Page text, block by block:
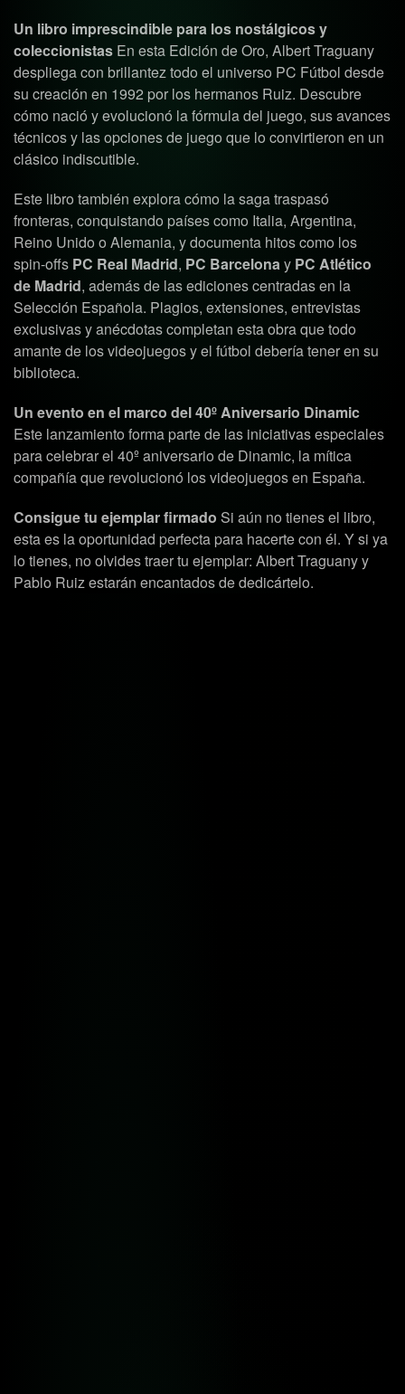
Un libro imprescindible para los nostálgicos y
coleccionistas En esta Edición de Oro, Albert Traguany
despliega con brillantez todo el universo PC Fútbol desde
su creación en 1992 por los hermanos Ruiz. Descubre
cómo nació y evolucionó la fórmula del juego, sus avances
técnicos y las opciones de juego que lo convirtieron en un
clásico indiscutible.
Este libro también explora cómo la saga traspasó
fronteras, conquistando países como Italia, Argentina,
Reino Unido o Alemania, y documenta hitos como los
spin-offs PC Real Madrid, PC Barcelonay PC Atlético
de Madrid, además de las ediciones centradas en la
Selección Española. Plagios, extensiones, entrevistas
exclusivas y anécdotas completan esta obra que todo
amante de los videojuegos y el fútbol debería tener en su
biblioteca.
Un evento en el marco del 40º Aniversario Dinamic
Este lanzamiento forma parte de las iniciativas especiales
para celebrar el 40º aniversario de Dinamic, la mítica
compañía que revolucionó los videojuegos en España.
Consigue tu ejemplar firmado Si aún no tienes el libro,
esta es la oportunidad perfecta para hacerte con él. Y si ya
lo tienes, no olvides traer tu ejemplar: Albert Traguany y
Pablo Ruiz estarán encantados de dedicártelo.